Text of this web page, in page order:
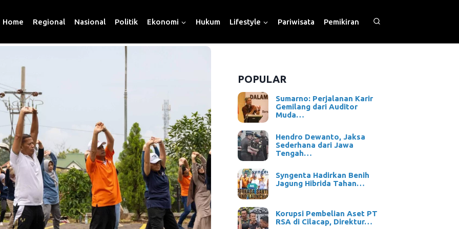
Home Regional Nasional Politik Ekonomi Hukum Lifestyle Pariwisata Pemikiran
POPULAR
Sumarno: Perjalanan Karir
Gemilang dari Auditor
Muda…
Hendro Dewanto, Jaksa
Sederhana dari Jawa
Tengah…
Syngenta Hadirkan Benih
Jagung Hibrida Tahan…
Korupsi Pembelian Aset PT
RSA di Cilacap, Direktur…